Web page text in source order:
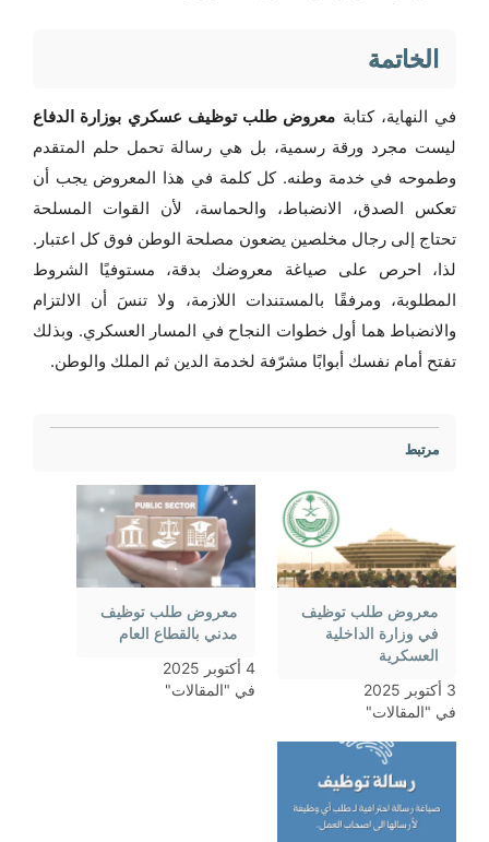
الخاتمة
في النهاية، كتابة معروض طلب توظيف عسكري بوزارة الدفاع
ليست مجرد ورقة رسمية، بل هي رسالة تحمل حلم المتقدم
وطموحه في خدمة وطنه. كل كلمة في هذا المعروض يجب أن
تعكس الصدق، الانضباط، والحماسة، لأن القوات المسلحة
تحتاج إلى رجال مخلصين يضعون مصلحة الوطن فوق كل اعتبار.
لذا، احرص على صياغة معروضك بدقة، مستوفيًا الشروط
المطلوبة، ومرفقًا بالمستندات اللازمة، ولا تنسَ أن الالتزام
والانضباط هما أول خطوات النجاح في المسار العسكري. وبذلك
تفتح أمام نفسك أبوابًا مشرّفة لخدمة الدين ثم الملك والوطن.
مرتبط
معروض طلب توظيف
في وزارة الداخلية
العسكرية
3 أكتوبر 2025
في "المقالات"
معروض طلب توظيف
مدني بالقطاع العام
4 أكتوبر 2025
في "المقالات"